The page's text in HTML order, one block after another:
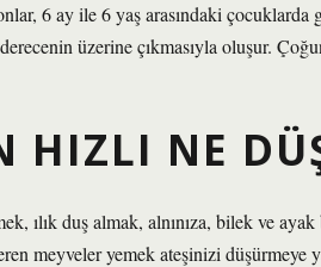
6 ay ile 6 yaş arasındaki
derecenin üzerine çıkmasıyla oluşur.
HIZLI NE
ılık duş almak, alnınıza, bilek ve
meyveler yemek ateşinizi düşürmeye